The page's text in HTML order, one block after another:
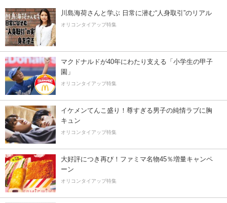
川島海荷さんと学ぶ 日常に潜む“人身取引”のリアル
オリコンタイアップ特集
マクドナルドが40年にわたり支える「小学生の甲子
園」
オリコンタイアップ特集
イケメンてんこ盛り！尊すぎる男子の純情ラブに胸
キュン
オリコンタイアップ特集
大好評につき再び！ファミマ名物45％増量キャンペ
ーン
オリコンタイアップ特集